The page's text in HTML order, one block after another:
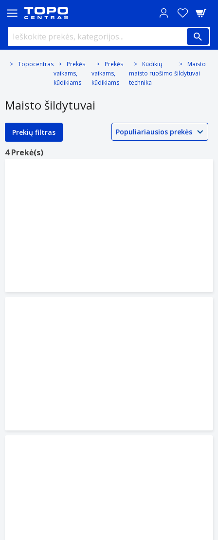
Topocentras
Prekės
vaikams,
kūdikiams
Prekės
vaikams,
kūdikiams
Kūdikių
maisto ruošimo
technika
Maisto
šildytuvai
Maisto šildytuvai
Prekių filtras
4 Prekė(s)